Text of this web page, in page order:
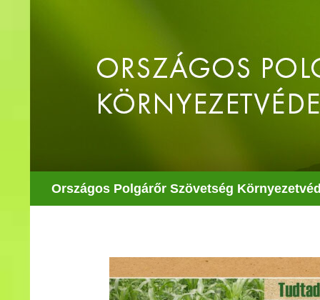
Országos Polgárőr Szövetség